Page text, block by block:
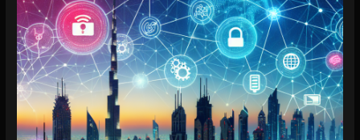
انترنت
في
المدينة
الرياضية
0 (0)